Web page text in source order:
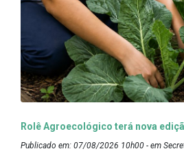
Rolê Agroecológico terá nova
Publicado em: 07/08/2026 10h00 - em